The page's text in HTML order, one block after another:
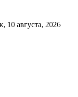
10 августа, 2026